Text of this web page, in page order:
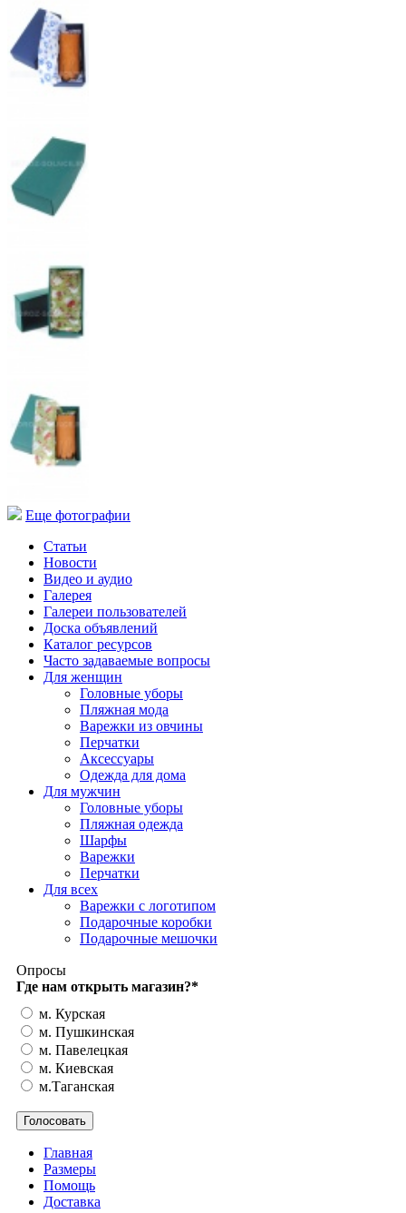
Еще фотографии
Статьи
Новости
Видео и аудио
Галерея
Галереи пользователей
Доска объявлений
Каталог ресурсов
Часто задаваемые вопросы
Для женщин
Головные уборы
Пляжная мода
Варежки из овчины
Перчатки
Аксессуары
Одежда для дома
Для мужчин
Головные уборы
Пляжная одежда
Шарфы
Варежки
Перчатки
Для всех
Варежки с логотипом
Подарочные коробки
Подарочные мешочки
Опросы
Где нам открыть магазин?*
м. Курская
м. Пушкинская
м. Павелецкая
м. Киевская
м.Таганская
Главная
Размеры
Помощь
Доставка